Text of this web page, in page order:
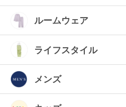
ルームウェア
ライフスタイル
メンズ